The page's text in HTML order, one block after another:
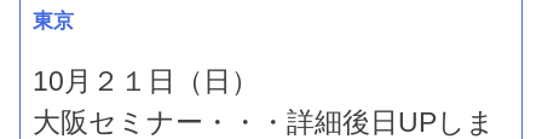
東京
10月２１日（日）
大阪セミナー・・・詳細後日UPしま